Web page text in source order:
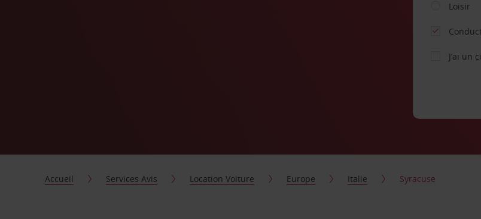
Loisir
J’ai un
Accueil Services Avis Location Voiture Europe Italie Syracuse